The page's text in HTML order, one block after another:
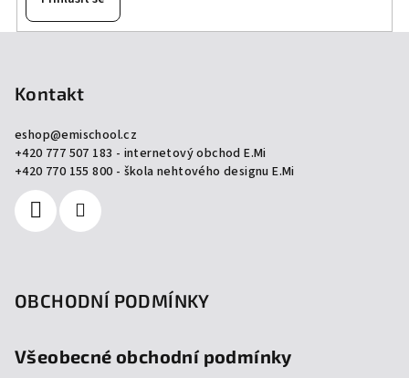
Kontakt
eshop@emischool.cz
+420 777 507 183 - internetový obchod E.Mi
+420 770 155 800 - škola nehtového designu E.Mi
OBCHODNÍ PODMÍNKY
Všeobecné obchodní podmínky